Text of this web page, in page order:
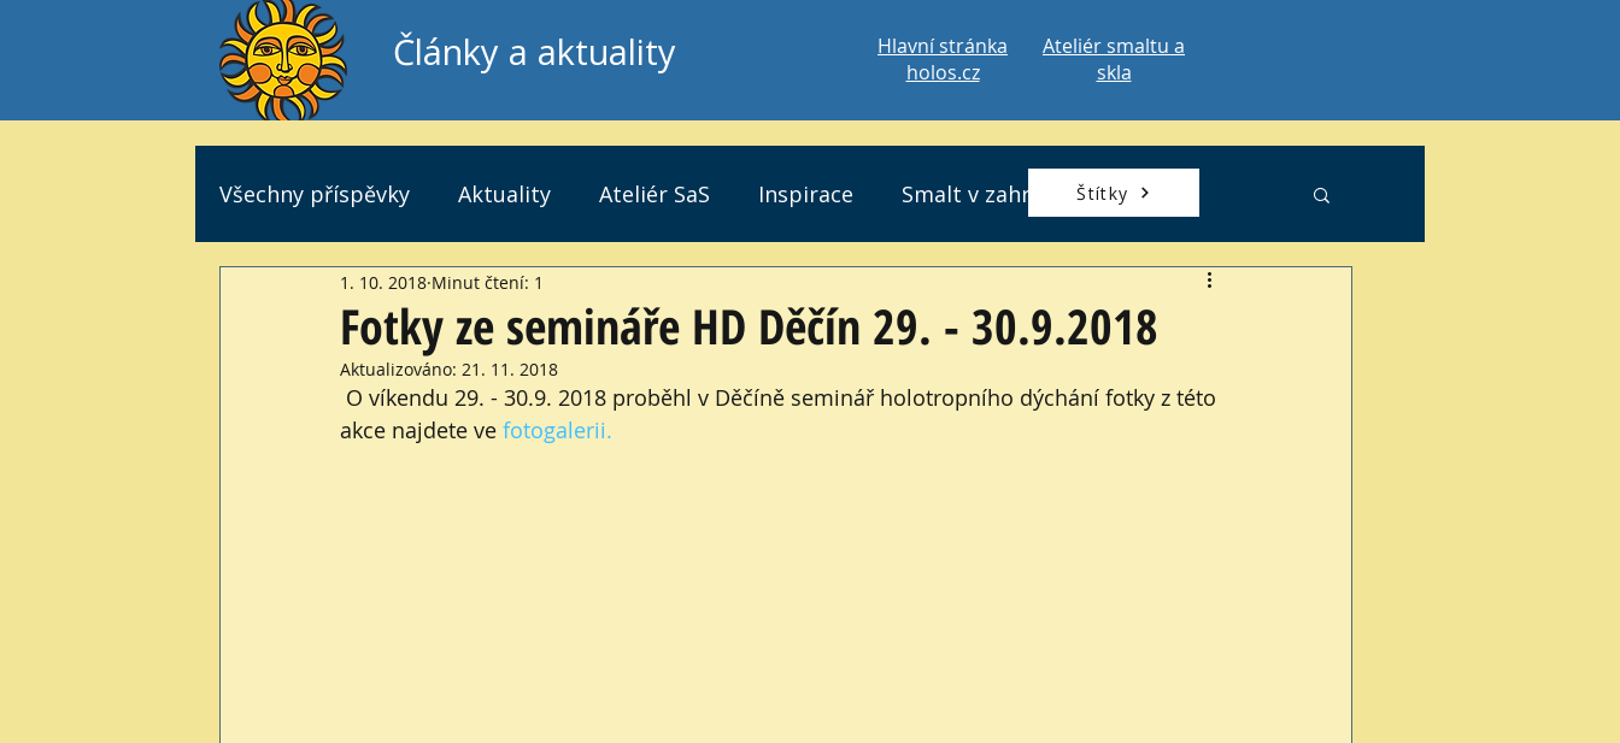
Články a aktuality
Hlavní stránka
holos.cz
Ateliér smaltu a
skla
Všechny příspěvky Aktuality Ateliér SaS Inspirace Smalt v zahradě
Fotky ze semináře HD Děčín 29. - 30.9.2018
1. 10. 2018 Minut čtení: 1
Aktualizováno: 21. 11. 2018
akce najdete ve fotogalerii.
Štítky